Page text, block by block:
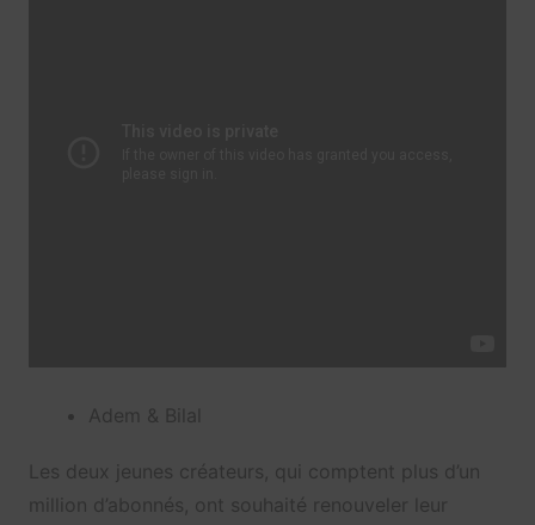
Adem & Bilal
Les deux jeunes créateurs, qui comptent plus d’un
million d’abonnés, ont souhaité renouveler leur